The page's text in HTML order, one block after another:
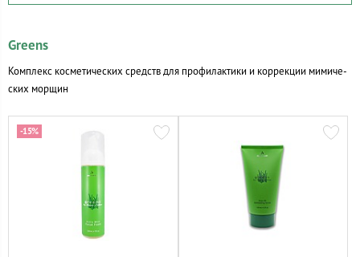
Greens
Комплекс косметических средств для профилактики и коррекции мимиче­
ских морщин
-15%